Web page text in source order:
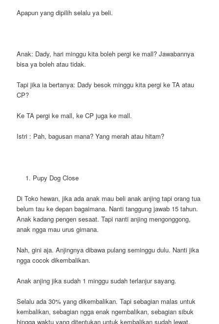
Apapun yang dipilih selalu ya beli.
Anak: Dady, hari minggu kita boleh pergi ke mall? Jawabannya
bisa ya boleh atau tidak.
Tapi jika ia bertanya: Dady besok minggu kita pergi ke TA atau
CP?
Ke TA pergi ke mall, ke CP juga ke mall.
Istri : Pah, bagusan mana? Yang merah atau hitam?
Pupy Dog Close
Di Toko hewan, jika ada anak mau beli anak anjing tapi orang tua
belum tau ke depan bagaimana. Nanti tanggung jawab 15 tahun.
Anak kadang pengen sesaat. Tapi nanti anjing mengonggong,
anak ngga mau urus gimana.
Nah, gini aja. Anjingnya dibawa pulang seminggu dulu. Nanti jika
ngga cocok dikembalikan.
Anak anjing jika sudah 1 minggu sudah terlanjur sayang.
Selalu ada 30% yang dikembalikan. Tapi sebagian malas untuk
kembalikan, sebagian ngga enak ngembalikan, sebagian sibuk
hingga waktu yang ditentukan untuk kembalikan sudah lewat.